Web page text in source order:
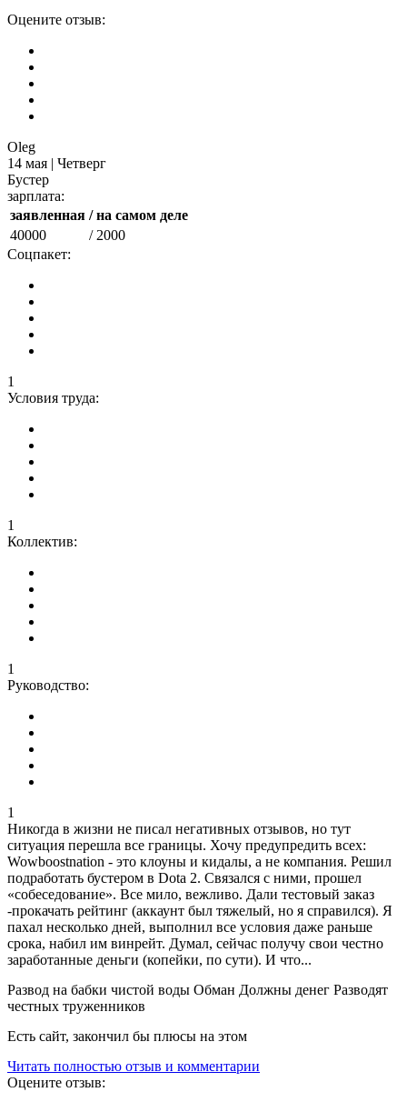
Оцените отзыв:
Oleg
14 мая | Четверг
Бустер
зарплата:
заявленная / на самом деле
40000
/ 2000
Соцпакет:
1
Условия труда:
1
Коллектив:
1
Руководство:
1
Никогда в жизни не писал негативных отзывов, но тут
ситуация перешла все границы. Хочу предупредить всех:
Wowboostnation - это клоуны и кидалы, а не компания. Решил
подработать бустером в Dota 2. Связался с ними, прошел
«собеседование». Все мило, вежливо. Дали тестовый заказ
-прокачать рейтинг (аккаунт был тяжелый, но я справился). Я
пахал несколько дней, выполнил все условия даже раньше
срока, набил им винрейт. Думал, сейчас получу свои честно
заработанные деньги (копейки, по сути). И что...
Развод на бабки чистой воды Обман Должны денег Разводят
честных труженников
Есть сайт, закончил бы плюсы на этом
Читать полностью отзыв и комментарии
Оцените отзыв: